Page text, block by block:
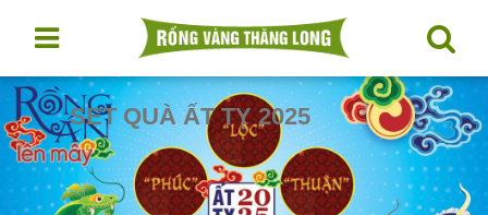
SET QUÀ ẤT TỴ 2025